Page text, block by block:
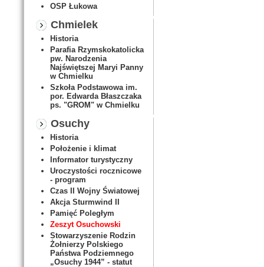
OSP Łukowa
Chmielek
Historia
Parafia Rzymskokatolicka
pw. Narodzenia
Najświętszej Maryi Panny
w Chmielku
Szkoła Podstawowa im.
por. Edwarda Błaszczaka
ps. "GROM" w Chmielku
Osuchy
Historia
Położenie i klimat
Informator turystyczny
Uroczystości rocznicowe
- program
Czas II Wojny Światowej
Akcja Sturmwind II
Pamięć Poległym
Zeszyt Osuchowski
Stowarzyszenie Rodzin
Żołnierzy Polskiego
Państwa Podziemnego
„Osuchy 1944” - statut